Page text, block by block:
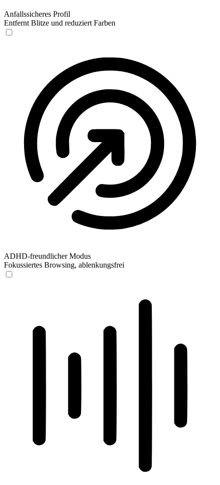
Anfallssicheres Profil
Entfernt Blitze und reduziert Farben
ADHD-freundlicher Modus
Fokussiertes Browsing, ablenkungsfrei